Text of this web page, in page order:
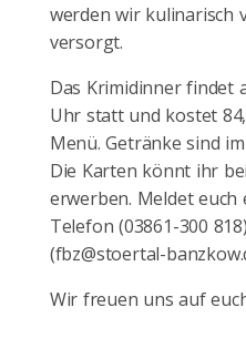
werden wir kulinarisch
versorgt.
Das Krimidinner findet
Uhr statt und kostet
Menü. Getränke sind
Die Karten könnt ihr
erwerben. Meldet
Telefon (03861-300
(fbz@stoertal-
Wir freuen uns auf